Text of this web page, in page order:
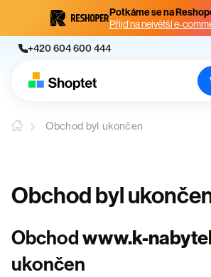
Potkáme se na
Přijď na největší e-
+420 604 600 444
Obchod byl ukončen
Obchod byl
Obchodwww.k-
ukončen